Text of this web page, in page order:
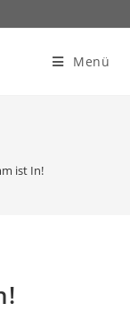
Menü
ist In!